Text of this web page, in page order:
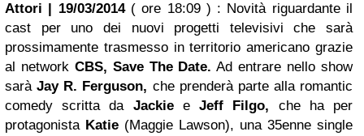
Attori | 19/03/2014 ( ore 18:09 ) : Novità riguardante il
cast per uno dei nuovi progetti televisivi che sarà
prossimamente trasmesso in territorio americano grazie
al network CBS, Save The Date. Ad entrare nello show
saràJay R. Ferguson, che prenderà parte alla romantic
comedy scritta da JackieeJeff Filgo, che ha per
protagonista Katie (Maggie Lawson), una 35enne single